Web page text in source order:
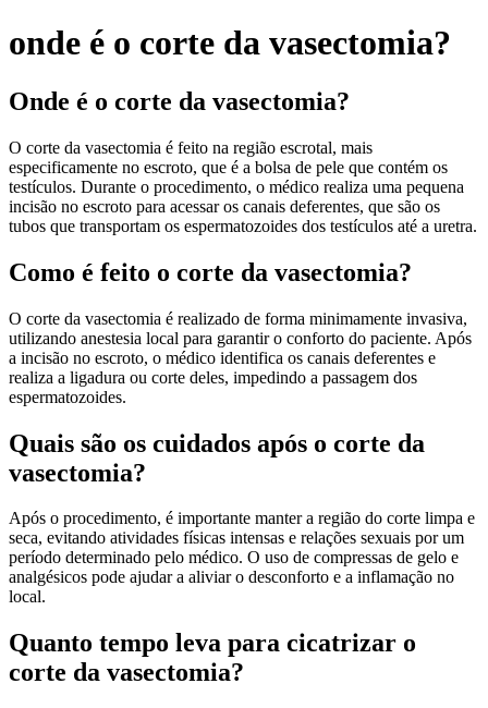
onde é o corte da vasectomia?
Onde é o corte da vasectomia?
O corte da vasectomia é feito na região escrotal, mais
especificamente no escroto, que é a bolsa de pele que contém os
testículos. Durante o procedimento, o médico realiza uma pequena
incisão no escroto para acessar os canais deferentes, que são os
tubos que transportam os espermatozoides dos testículos até a uretra.
Como é feito o corte da vasectomia?
O corte da vasectomia é realizado de forma minimamente invasiva,
utilizando anestesia local para garantir o conforto do paciente. Após
a incisão no escroto, o médico identifica os canais deferentes e
realiza a ligadura ou corte deles, impedindo a passagem dos
espermatozoides.
Quais são os cuidados após o corte da
vasectomia?
Após o procedimento, é importante manter a região do corte limpa e
seca, evitando atividades físicas intensas e relações sexuais por um
período determinado pelo médico. O uso de compressas de gelo e
analgésicos pode ajudar a aliviar o desconforto e a inflamação no
local.
Quanto tempo leva para cicatrizar o
corte da vasectomia?